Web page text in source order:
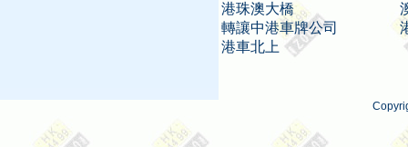
港珠澳大橋
轉讓中港車牌公司
港車北上